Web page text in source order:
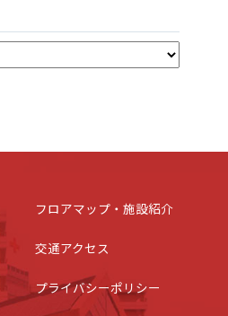
フロアマップ・施設紹介
交通アクセス
プライバシーポリシー